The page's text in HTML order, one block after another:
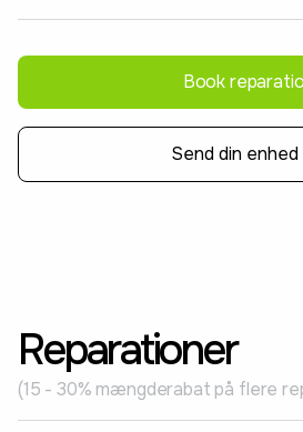
Book
Send din enhed
Reparationer
(15 - 30% mængderabat på flere